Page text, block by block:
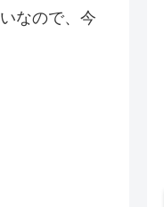
なので、今